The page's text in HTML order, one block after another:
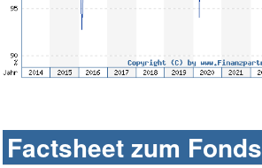
Factsheet zum Fonds